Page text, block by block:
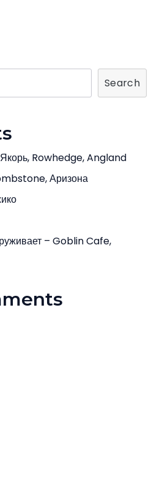
Search
Rowhedge, Angland
Аризона
– Goblin Cafe,